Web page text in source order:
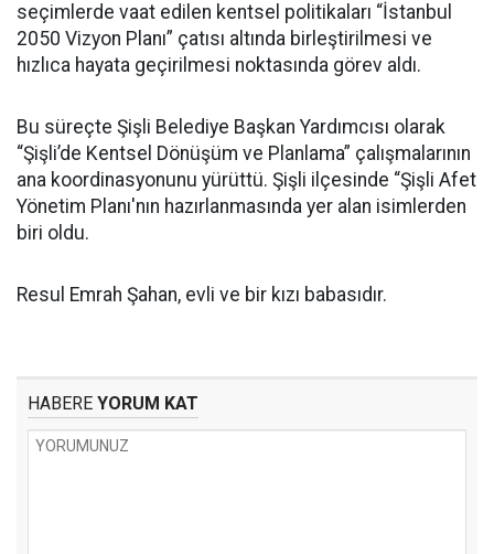
seçimlerde vaat edilen kentsel politikaları “İstanbul
2050 Vizyon Planı” çatısı altında birleştirilmesi ve
hızlıca hayata geçirilmesi noktasında görev aldı.
Bu süreçte Şişli Belediye Başkan Yardımcısı olarak
“Şişli’de Kentsel Dönüşüm ve Planlama” çalışmalarının
ana koordinasyonunu yürüttü. Şişli ilçesinde “Şişli Afet
Yönetim Planı'nın hazırlanmasında yer alan isimlerden
biri oldu.
Resul Emrah Şahan, evli ve bir kızı babasıdır.
HABERE YORUM KAT